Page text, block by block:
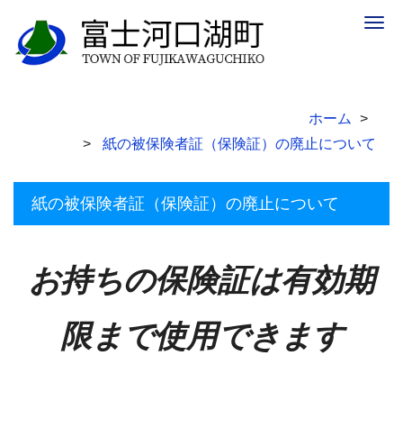
ホーム
紙の被保険者証（保険証）の廃止について
紙の被保険者証（保険証）の廃止について
お持ちの保険証は有効期
限まで使用できます